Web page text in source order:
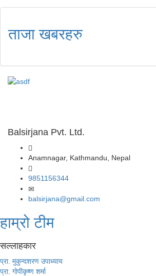
ताजा खबरहरु
Balsirjana Pvt. Ltd.
Anamnagar, Kathmandu, Nepal
9851156344
balsirjana@gmail.com
हाम्रो टीम
सल्लाहकार
प्रा. मुकुन्दशरण उपाध्याय
प्रा. गाेपीकृष्ण शर्मा